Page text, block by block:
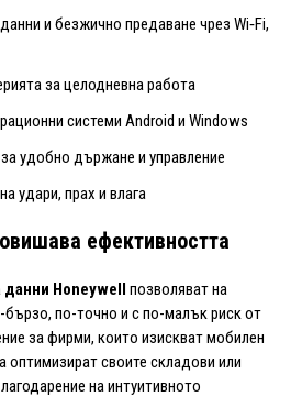
и безжично предаване чрез Wi‑Fi,
за целодневна работа
системи Android и Windows
удобно държане и управление
удари, прах и влага
ефективността
Honeywell позволяват на
бързо, по-точно и с по-малък риск от
за фирми, които изискват мобилен
своите складови или
на интуитивното